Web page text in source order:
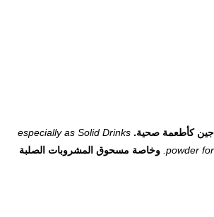
especially as Solid Drinks
powder وخاصة مسحوق المشروبات الصلبة